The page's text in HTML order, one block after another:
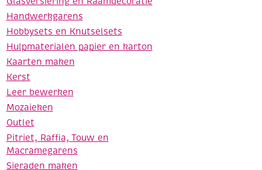
Handwerkgarens
Hobbysets en Knutselsets
Hulpmaterialen papier en karton
Kaarten maken
Kerst
Leer bewerken
Mozaieken
Outlet
Pitriet, Raffia, Touw en
Macramegarens
Sieraden maken